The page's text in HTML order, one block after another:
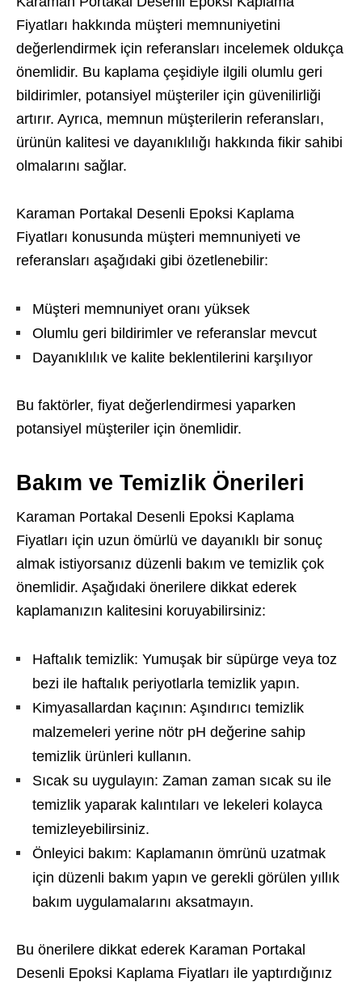
Fiyatları hakkında müşteri memnuniyetini
değerlendirmek için referansları incelemek oldukça
önemlidir. Bu kaplama çeşidiyle ilgili olumlu geri
bildirimler, potansiyel müşteriler için güvenilirliği
artırır. Ayrıca, memnun müşterilerin referansları,
ürünün kalitesi ve dayanıklılığı hakkında fikir sahibi
olmalarını sağlar.
Karaman Portakal Desenli Epoksi Kaplama
Fiyatları konusunda müşteri memnuniyeti ve
referansları aşağıdaki gibi özetlenebilir:
Müşteri memnuniyet oranı yüksek
Olumlu geri bildirimler ve referanslar mevcut
Dayanıklılık ve kalite beklentilerini karşılıyor
Bu faktörler, fiyat değerlendirmesi yaparken
potansiyel müşteriler için önemlidir.
Bakım ve Temizlik Önerileri
Karaman Portakal Desenli Epoksi Kaplama
Fiyatları için uzun ömürlü ve dayanıklı bir sonuç
almak istiyorsanız düzenli bakım ve temizlik çok
önemlidir. Aşağıdaki önerilere dikkat ederek
kaplamanızın kalitesini koruyabilirsiniz:
Haftalık temizlik: Yumuşak bir süpürge veya toz
bezi ile haftalık periyotlarla temizlik yapın.
Kimyasallardan kaçının: Aşındırıcı temizlik
malzemeleri yerine nötr pH değerine sahip
temizlik ürünleri kullanın.
Sıcak su uygulayın: Zaman zaman sıcak su ile
temizlik yaparak kalıntıları ve lekeleri kolayca
temizleyebilirsiniz.
Önleyici bakım: Kaplamanın ömrünü uzatmak
için düzenli bakım yapın ve gerekli görülen yıllık
bakım uygulamalarını aksatmayın.
Bu önerilere dikkat ederek Karaman Portakal
Desenli Epoksi Kaplama Fiyatları ile yaptırdığınız